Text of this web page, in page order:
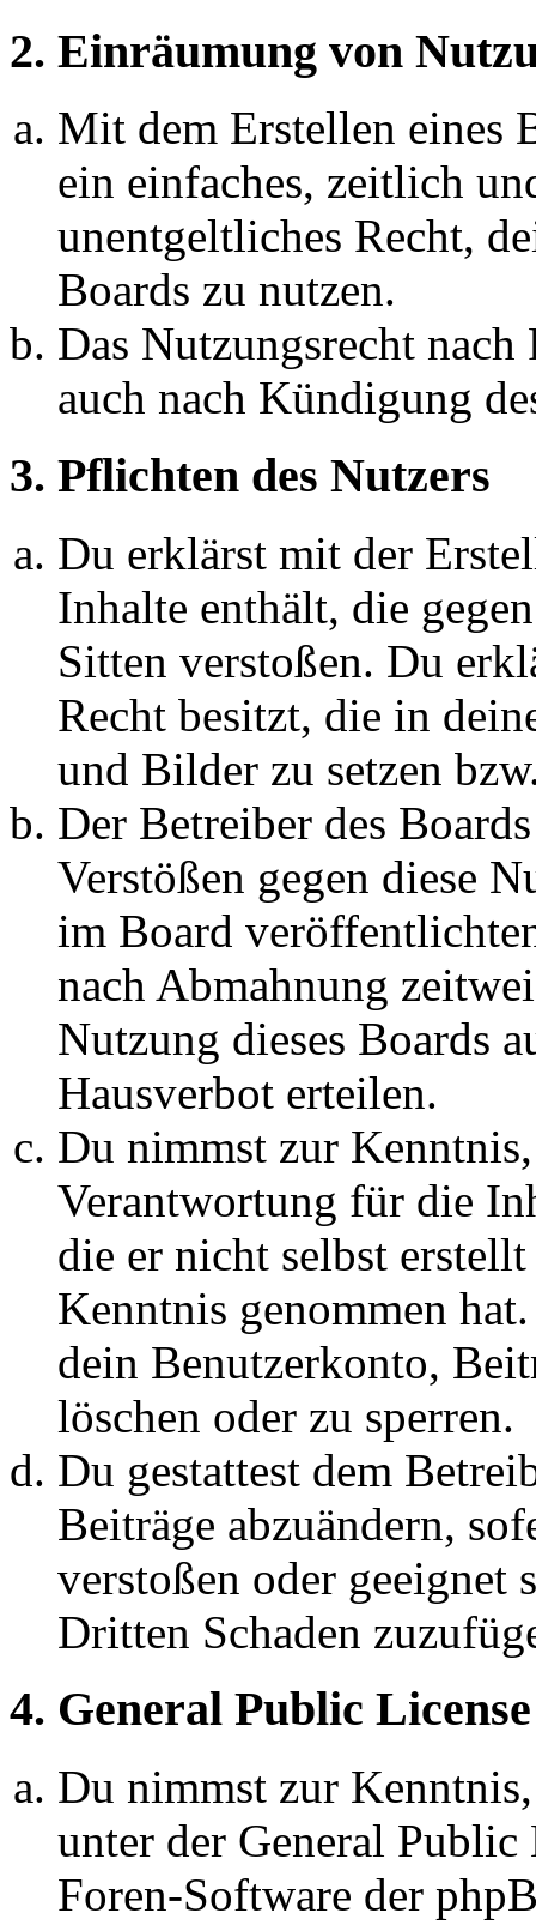
2. Einräumung von
Mit dem Erstellen eines
ein einfaches, zeitlich
unentgeltliches Recht,
Boards zu nutzen.
Das Nutzungsrecht
auch nach Kündigung
3. Pflichten des Nutzers
Du erklärst mit der
Inhalte enthält, die
Sitten verstoßen. Du
Recht besitzt, die in
und Bilder zu setzen
Der Betreiber des
Verstößen gegen diese
im Board
nach Abmahnung
Nutzung dieses Boards
Hausverbot erteilen.
Du nimmst zur
Verantwortung für die
die er nicht selbst
Kenntnis genommen
dein Benutzerkonto,
löschen oder zu sperren.
Du gestattest dem
Beiträge abzuändern,
verstoßen oder geeignet
Dritten Schaden
4. General Public License
Du nimmst zur
unter der General
Foren-Software der